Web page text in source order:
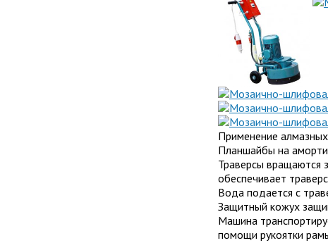
Применение алмазных
Планшайбы на
Траверсы вращаются
обеспечивает
Вода подается с
Защитный кожух
Машина
помощи рукоятки